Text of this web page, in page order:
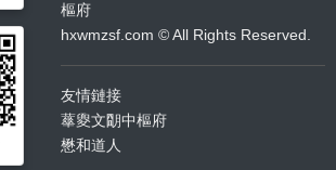
樞府
hxwmzsf.com © All Rights Reserved.
友情鏈接
蕐夓文朙中樞府
懋和道人